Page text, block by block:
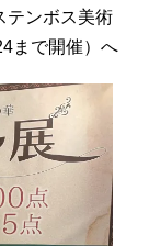
テンボス美術
まで開催）へ